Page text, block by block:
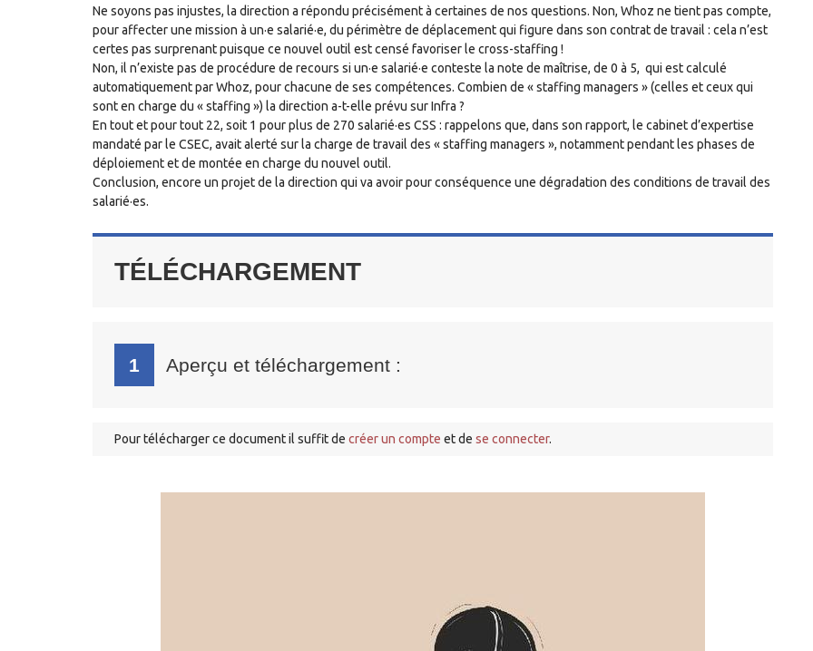
Ne soyons pas injustes, la direction a répondu précisément à certaines de nos questions. Non, Whoz ne tient pas compte,
pour affecter une mission à un·e salarié·e, du périmètre de déplacement qui figure dans son contrat de travail : cela n’est
certes pas surprenant puisque ce nouvel outil est censé favoriser le cross-staffing !
Non, il n’existe pas de procédure de recours si un·e salarié·e conteste la note de maîtrise, de 0 à 5, qui est calculé
automatiquement par Whoz, pour chacune de ses compétences. Combien de « staffing managers » (celles et ceux qui
sont en charge du « staffing ») la direction a-t-elle prévu sur Infra ?
En tout et pour tout 22, soit 1 pour plus de 270 salarié·es CSS : rappelons que, dans son rapport, le cabinet d’expertise
mandaté par le CSEC, avait alerté sur la charge de travail des « staffing managers », notamment pendant les phases de
déploiement et de montée en charge du nouvel outil.
Conclusion, encore un projet de la direction qui va avoir pour conséquence une dégradation des conditions de travail des
salarié·es.
TÉLÉCHARGEMENT
1 Aperçu et téléchargement :
Pour télécharger ce document il suffit de créer un compte et de se connecter.